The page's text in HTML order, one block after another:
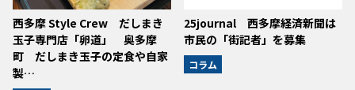
西多摩 Style Crew だしまき
玉子専門店「卵道」 奥多摩
町 だしまき玉子の定食や自家
製…
25journal 西多摩経済新聞は
市民の「街記者」を募集
コラム